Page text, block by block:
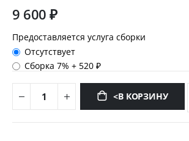
9 600 ₽
Предоставляется услуга сборки
Отсутствует
Сборка 7%+ 520 ₽
<В КОРЗИНУ